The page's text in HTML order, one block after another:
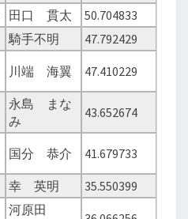
田口 貫太
50.704833
騎手不明 47.792429
川端 海翼 47.410229
永島 まな
み
43.652674
国分 恭介 41.679733
幸 英明 35.550399
河原田